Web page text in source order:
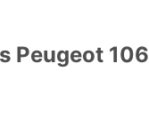
Peugeot 106